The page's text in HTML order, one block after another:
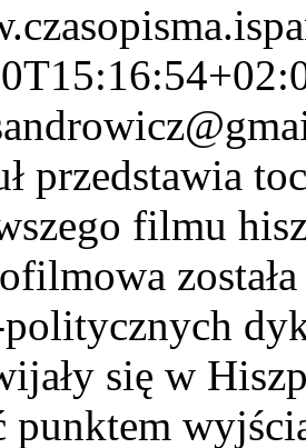
przedstawia
filmu
politycznych
się w
punktem